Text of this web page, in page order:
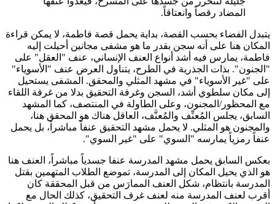
المضاد رقصاً وانعتاقاً.
يتبدل الفضاء بحسب القصة، بداية يحمل قصة فاطمة، لا يمكن قراءة
المكان هنا على أنه سجن بقدر ما هو مشفى مجانين أحيلت إليه
فاطمة، يمارس فيه أشد أنواع العنف الإنساني، عنف "العقل" على
"الجنون". بذات الجذرية في الطرح، يتناول العرض عنف "الأسوياء"
على "غير الأسوياء" في مشهد المثلي والمحقق. المشفى يستحيل
إلى مكان سلطوي أشد، السجن وغرفة التحقيق بدلا من غرفة اللقاء
مع المحظور/المجنون، وعلى الطاولة في المنتصف، كما المشهد
السابق، يجلس المُعنِّف والمُعنَّف، العاقل هناك هو المحقق هنا،
والمجنون هو المثلي. لا يحمل مشهد التحقيق عنفاً مباشراً، بل يحمل
عنفاً رمزياً يمارسه "السوي" على "غير السوي".
بعكس السابق يحمل مشهد المدرسة عنفا جسدياً مباشراً، العنف هنا
هو الذي يحيل المكان إلى المدرسة، تموضع الطلاب المتهمين بقتل
المدرسة بانتظام، شكل العنف الممارَس من قبل المحققة كان
أقرب لعنف المدرسة منه لعنف غرف التحقيق، كذلك الحال مع